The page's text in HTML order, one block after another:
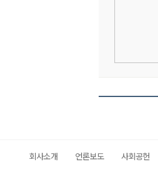
회사소개 언론보도 사회공헌